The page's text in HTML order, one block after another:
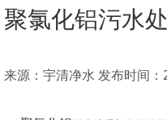
聚氯化铝污水
来源：宇清净水 发布时间